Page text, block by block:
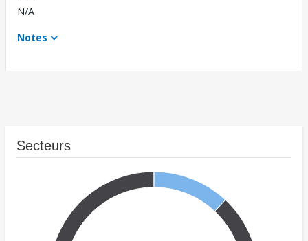
N/A
Notes
Secteurs